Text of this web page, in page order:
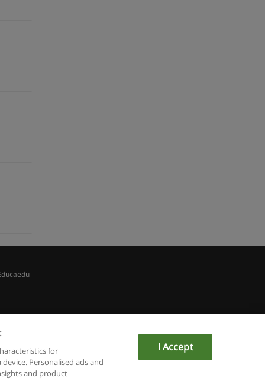
for
Personalised ads and
and product
I Accept